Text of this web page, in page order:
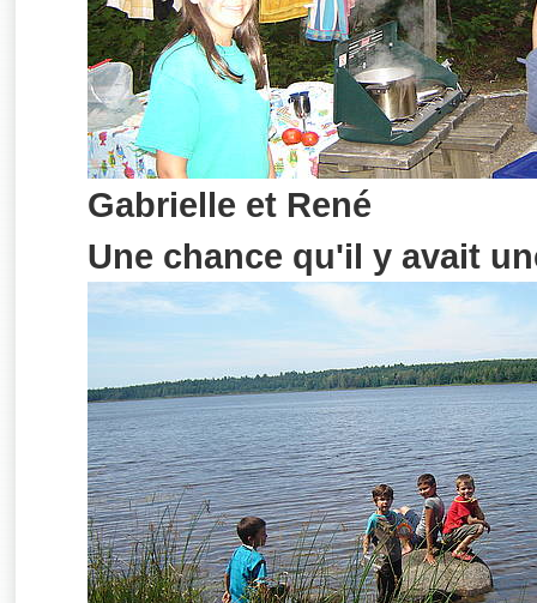
Gabrielle et René
Une chance qu'il y avait